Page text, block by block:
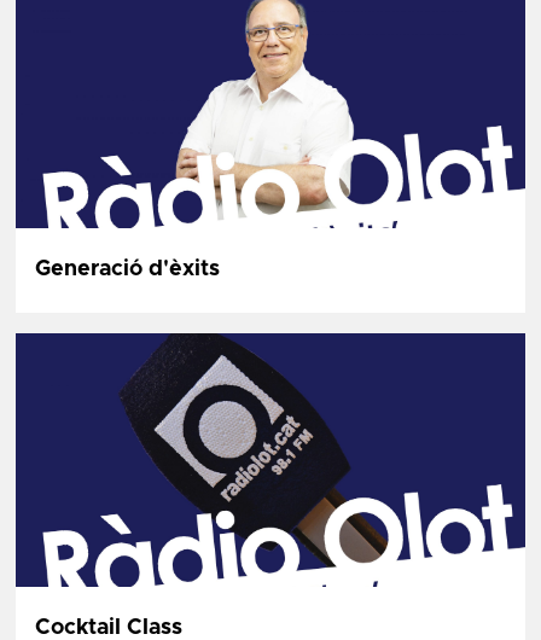
Generació d'èxits
Cocktail Class